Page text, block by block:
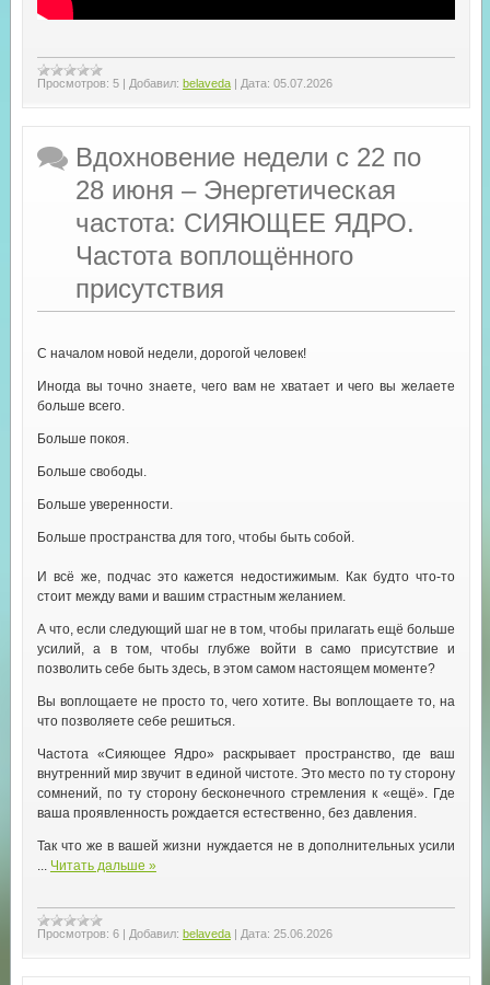
Просмотров: 5 | Добавил: belaveda | Дата: 05.07.2026
Вдохновение недели с 22 по
28 июня – Энергетическая
частота: СИЯЮЩЕЕ ЯДРО.
Частота воплощённого
присутствия
С началом новой недели, дорогой человек!
Иногда вы точно знаете, чего вам не хватает и чего вы желаете
больше всего.
Больше покоя.
Больше свободы.
Больше уверенности.
Больше пространства для того, чтобы быть собой.
И всё же, подчас это кажется недостижимым. Как будто что-то
стоит между вами и вашим страстным желанием.
А что, если следующий шаг не в том, чтобы прилагать ещё больше
усилий, а в том, чтобы глубже войти в само присутствие и
позволить себе быть здесь, в этом самом настоящем моменте?
Вы воплощаете не просто то, чего хотите. Вы воплощаете то, на
что позволяете себе решиться.
Частота «Сияющее Ядро» раскрывает пространство, где ваш
внутренний мир звучит в единой чистоте. Это место по ту сторону
сомнений, по ту сторону бесконечного стремления к «ещё». Где
ваша проявленность рождается естественно, без давления.
Так что же в вашей жизни нуждается не в дополнительных усили
... Читать дальше »
Просмотров: 6 | Добавил: belaveda | Дата: 25.06.2026